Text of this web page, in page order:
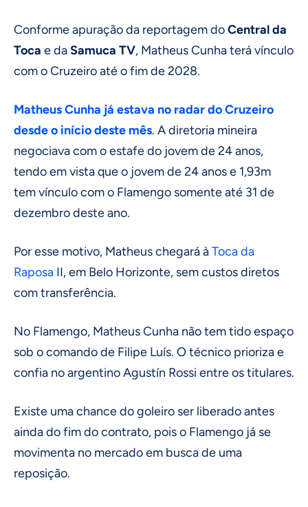
Conforme apuração da reportagem doCentral da
Toca e daSamuca TV, Matheus Cunha terá vínculo
com o Cruzeiro até o fim de 2028.
Matheus Cunha já estava no radar do Cruzeiro
desde o início deste mês. A diretoria mineira
negociava com o estafe do jovem de 24 anos,
tendo em vista que o jovem de 24 anos e 1,93m
tem vínculo com o Flamengo somente até 31 de
dezembro deste ano.
Por esse motivo, Matheus chegará àToca da
Raposa II, em Belo Horizonte, sem custos diretos
com transferência.
No Flamengo, Matheus Cunha não tem tido espaço
sob o comando de Filipe Luís. O técnico prioriza e
confia no argentino Agustín Rossi entre os titulares.
Existe uma chance do goleiro ser liberado antes
ainda do fim do contrato, pois o Flamengo já se
movimenta no mercado em busca de uma
reposição.